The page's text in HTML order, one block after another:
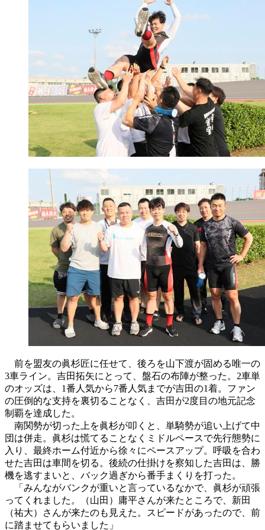
前を盟友の眞杉匠に任せて、後ろを山下渡が固める唯一の
3車ライン。吉田拓矢にとって、盤石の布陣が整った。2車単
のオッズは、1番人気から7番人気までが吉田の1着。ファン
の圧倒的な支持を裏切ることなく、吉田が2度目の地元記念
制覇を達成した。
南関勢が切った上を眞杉が叩くと、単騎勢が追い上げて中
団は併走。眞杉は慌てることなくミドルペースで先行態勢に
入り、最終ホーム付近から徐々にペースアップ。呼吸を合わ
せた吉田は車間を切る。後続の仕掛けを察知した吉田は、勝
機を逃すまいと、バック過ぎから番手まくりを打った。
「みんながバンクが重いと言っているなかで、眞杉が頑張
ってくれました。（山田）庸平さんが来たところで、新田
（祐大）さんが来たのも見えた。スピードがあったので、前
に踏ませてもらいました」